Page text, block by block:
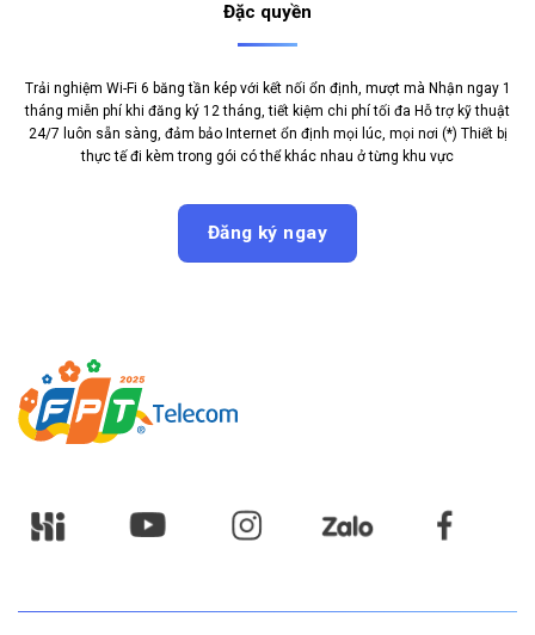
Đặc quyền
Trải nghiệm Wi-Fi 6 băng tần kép với kết nối ổn định, mượt mà Nhận ngay 1
tháng miễn phí khi đăng ký 12 tháng, tiết kiệm chi phí tối đa Hỗ trợ kỹ thuật
24/7 luôn sẵn sàng, đảm bảo Internet ổn định mọi lúc, mọi nơi (*) Thiết bị
thực tế đi kèm trong gói có thể khác nhau ở từng khu vực
Đăng ký ngay